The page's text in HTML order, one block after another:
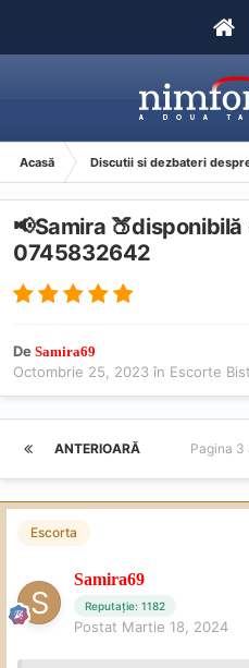
Acasă Discutii si dezbateri
📢Samira 🍑disponibilă
0745832642
De Samira69
Octombrie 25, 2023 în Escorte
ANTERIOARĂ Pagina 3
Escorta
Samira69
Reputație: 1182
Postat Martie 18, 2024